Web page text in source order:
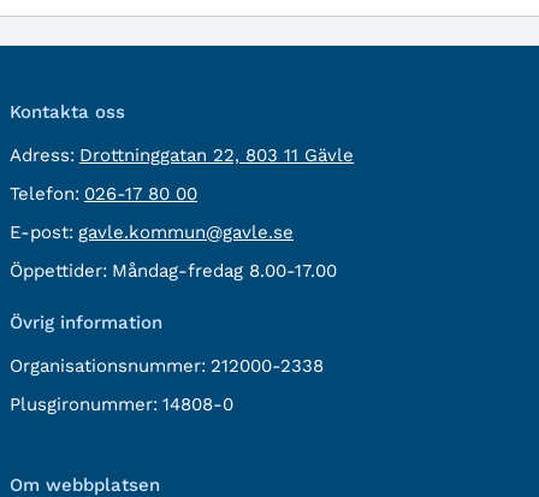
Kontakta oss
Adress: besöksadress:
Drottninggatan 22, 803 11 Gävle
Telefon: Telefon:
026-17 80 00
E-post: E-
post:
gavle.kommun@gavle.se
Öppettider: Måndag-fredag 8.00-17.00
Övrig information
Organisationsnummer: 212000-2338
Plusgironummer: 14808-0
Om webbplatsen